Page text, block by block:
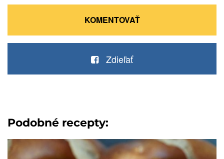
KOMENTOVAŤ
Zdieľať
Podobné recepty: